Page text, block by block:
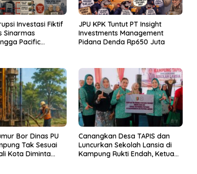
Investasi Fiktif
Sinarmas
Pacific
JPU KPK Tuntut PT Insight
Investments Management
Pidana Denda Rp650 Juta
Bor Dinas PU
Tak Sesuai
Kota Diminta
Canangkan Desa TAPIS dan
Luncurkan Sekolah Lansia di
Kampung Rukti Endah, Ketua